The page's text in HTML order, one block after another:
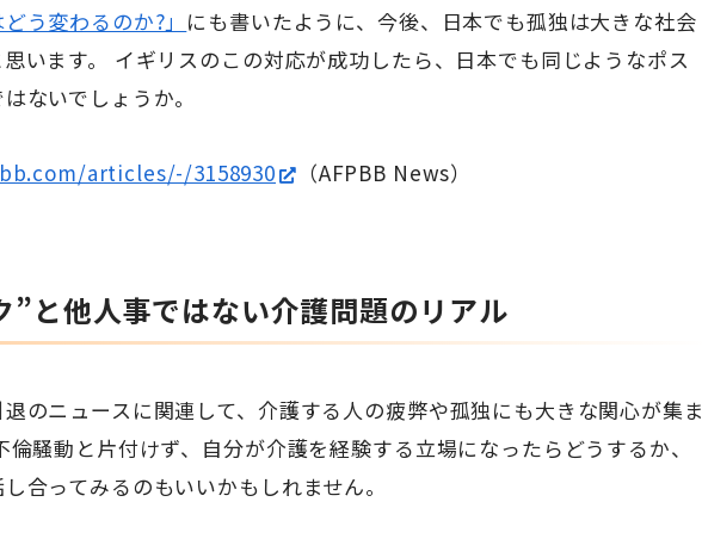
う変わるのか?」 にも書いたように、今後、日本でも孤独は大きな社会
います。 イギリスのこの対応が成功したら、日本でも同じようなポス
ないでしょうか。
articles/-/3158930 （AFPBB News）
”と他人事ではない介護問題のリアル
のニュースに関連して、介護する人の疲弊や孤独にも大きな関心が集ま
倫騒動と片付けず、自分が介護を経験する立場になったらどうするか、
合ってみるのもいいかもしれません。